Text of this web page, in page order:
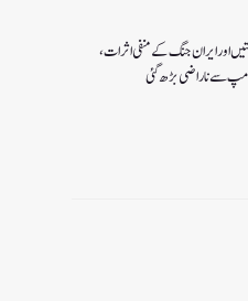
اور ایران جنگ کے منفی اثرات ،
سے ناراضی بڑھ گئی